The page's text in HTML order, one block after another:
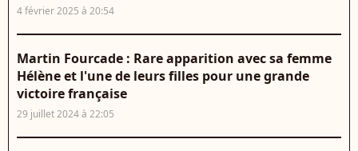
4 février 2025 à 20:54
Martin Fourcade : Rare apparition avec sa femme
Hélène et l'une de leurs filles pour une grande
victoire française
29 juillet 2024 à 22:05